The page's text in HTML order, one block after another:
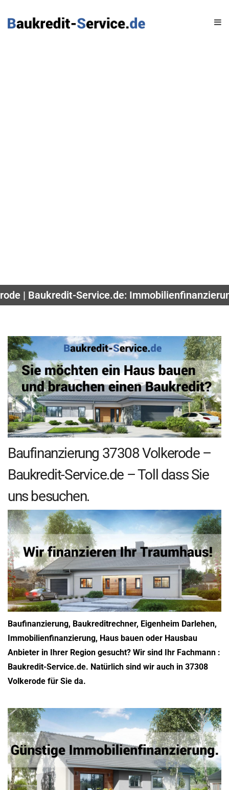
| Baukredit-Service.de:
Baufinanzierung 37308 Volkerode –
Baukredit-Service.de – Toll dass Sie
uns besuchen.
Baufinanzierung, Baukreditrechner, Eigenheim Darlehen,
Immobilienfinanzierung, Haus bauen oder Hausbau
Anbieter in Ihrer Region gesucht? Wir sind Ihr Fachmann :
Baukredit-Service.de. Natürlich sind wir auch in 37308
Volkerode für Sie da.